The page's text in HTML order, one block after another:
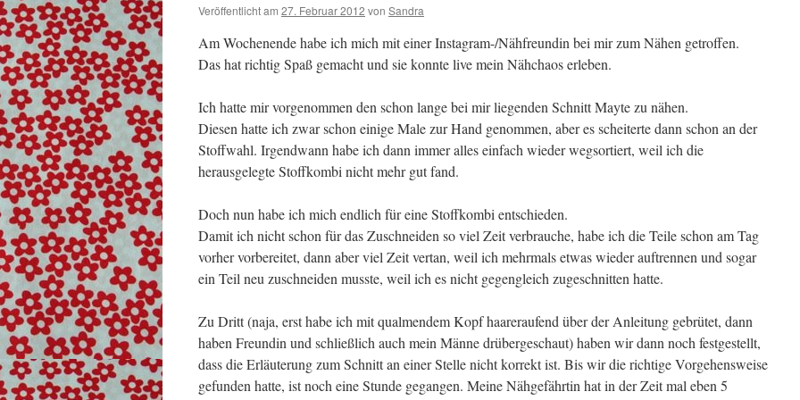
Veröffentlicht am 27. Februar 2012 von Sandra
Am Wochenende habe ich mich mit einer Instagram-/Nähfreundin bei mir zum Nähen getroffen.
Das hat richtig Spaß gemacht und sie konnte live mein Nähchaos erleben.
Ich hatte mir vorgenommen den schon lange bei mir liegenden Schnitt Mayte zu nähen.
Diesen hatte ich zwar schon einige Male zur Hand genommen, aber es scheiterte dann schon an der
Stoffwahl. Irgendwann habe ich dann immer alles einfach wieder wegsortiert, weil ich die
herausgelegte Stoffkombi nicht mehr gut fand.
Doch nun habe ich mich endlich für eine Stoffkombi entschieden.
Damit ich nicht schon für das Zuschneiden so viel Zeit verbrauche, habe ich die Teile schon am Tag
vorher vorbereitet, dann aber viel Zeit vertan, weil ich mehrmals etwas wieder auftrennen und sogar
ein Teil neu zuschneiden musste, weil ich es nicht gegengleich zugeschnitten hatte.
Zu Dritt (naja, erst habe ich mit qualmendem Kopf haareraufend über der Anleitung gebrütet, dann
haben Freundin und schließlich auch mein Männe drübergeschaut) haben wir dann noch festgestellt,
dass die Erläuterung zum Schnitt an einer Stelle nicht korrekt ist. Bis wir die richtige Vorgehensweise
gefunden hatte, ist noch eine Stunde gegangen. Meine Nähgefährtin hat in der Zeit mal eben 5